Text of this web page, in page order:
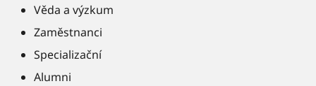
Věda a výzkum
Zaměstnanci
Specializační
Alumni